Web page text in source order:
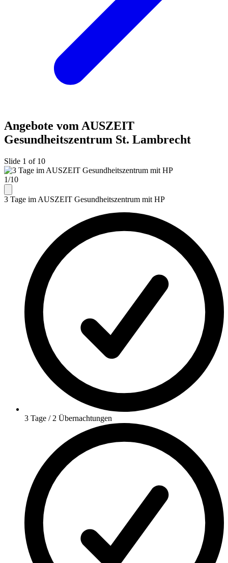
Angebote vom AUSZEIT
Gesundheitszentrum St. Lambrecht
Slide 1 of 10
1/10
3 Tage im AUSZEIT Gesundheitszentrum mit HP
3 Tage / 2 Übernachtungen